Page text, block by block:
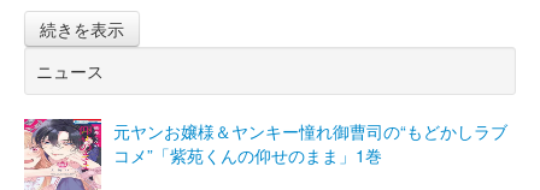
続きを表示
ニュース
元ヤンお嬢様＆ヤンキー憧れ御曹司の“もどかしラブ
コメ”「紫苑くんの仰せのまま」1巻